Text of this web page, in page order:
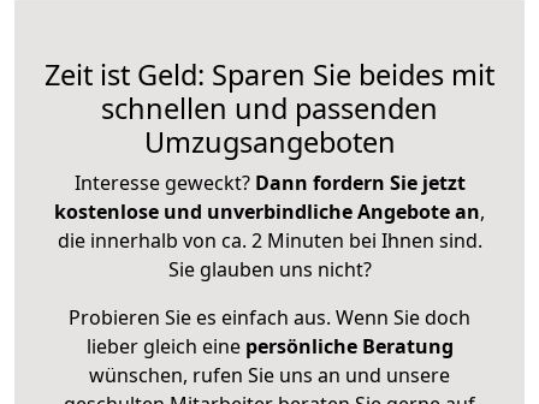
Zeit ist Geld: Sparen Sie beides mit
schnellen und passenden
Umzugsangeboten
Interesse geweckt? Dann fordern Sie jetzt
kostenlose und unverbindliche Angebote an,
die innerhalb von ca. 2 Minuten bei Ihnen sind.
Sie glauben uns nicht?
Probieren Sie es einfach aus. Wenn Sie doch
lieber gleich eine persönliche Beratung
wünschen, rufen Sie uns an und unsere